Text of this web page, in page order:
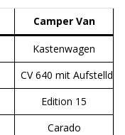
a
l
Camper Van
Kastenwagen
CV 640 mit
Edition 15
Carado